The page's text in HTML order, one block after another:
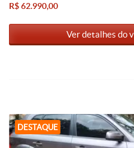
R$ 62.990,00
Ver detalhes do
DESTAQUE